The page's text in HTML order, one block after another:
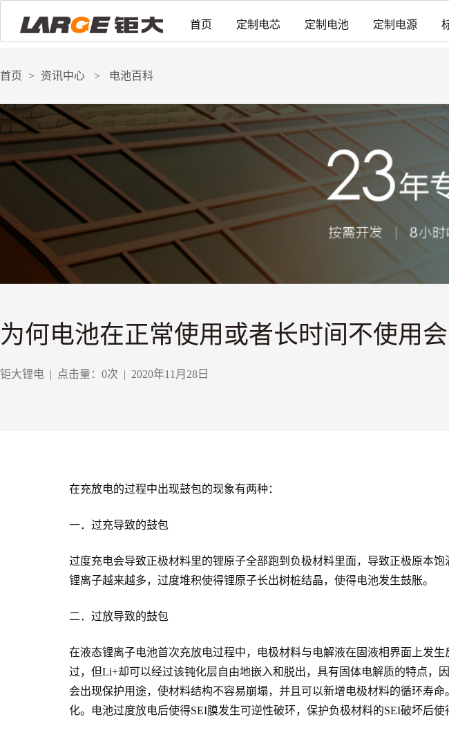
首页 定制电芯 定制电池 定制电源
首页 > 资讯中心 > 电池百科
为何电池在正常使用或者长时间不使用会
钜大锂电 | 点击量： 0次 | 2020年11月28日
在充放电的过程中出现鼓包的现象有两种：
一．过充导致的鼓包
过度充电会导致正极材料里的锂原子全部跑到负极材料里面，导致正极原本
锂离子越来越多，过度堆积使得锂原子长出树桩结晶，使得电池发生鼓胀。
二．过放导致的鼓包
在液态锂离子电池首次充放电过程中，电极材料与电解液在固液相界面上发
过，但Li+却可以经过该钝化层自由地嵌入和脱出，具有固体电解质的特点，
会出现保护用途，使材料结构不容易崩塌，并且可以新增电极材料的循环寿
化。电池过度放电后使得SEI膜发生可逆性破环，保护负极材料的SEI破坏后使